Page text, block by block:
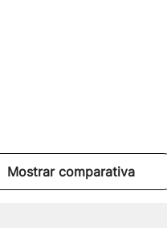
Mostrar comparativa